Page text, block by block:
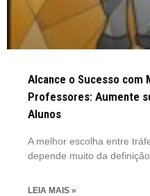
Alcance o Sucesso com
Professores: Aumente
Alunos
A melhor escolha entre
depende muito da
LEIA MAIS »